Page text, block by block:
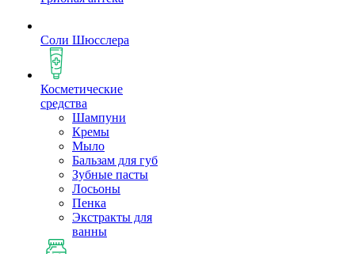
Соли Шюсслера
Косметические
средства
Шампуни
Кремы
Мыло
Бальзам для губ
Зубные пасты
Лосьоны
Пенка
Экстракты для
ванны